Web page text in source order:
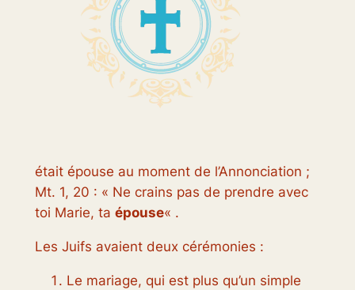
était épouse au moment de l’Annonciation ;
Mt. 1, 20 : « Ne crains pas de prendre avec
toi Marie, ta épouse« .
Les Juifs avaient deux cérémonies :
Le mariage, qui est plus qu’un simple